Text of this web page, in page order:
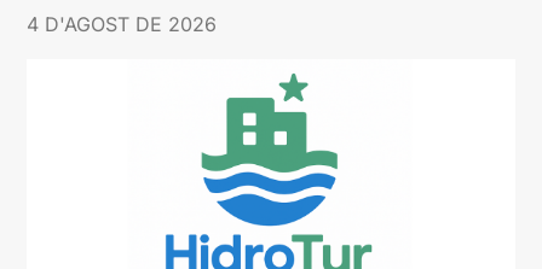
4 D'AGOST DE 2026